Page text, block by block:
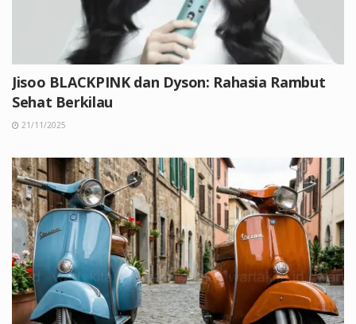
Jisoo BLACKPINK dan Dyson: Rahasia Rambut
Sehat Berkilau
21/11/2025